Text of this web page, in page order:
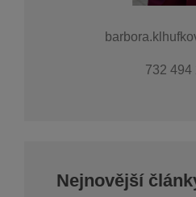
732 494
Nejnovější